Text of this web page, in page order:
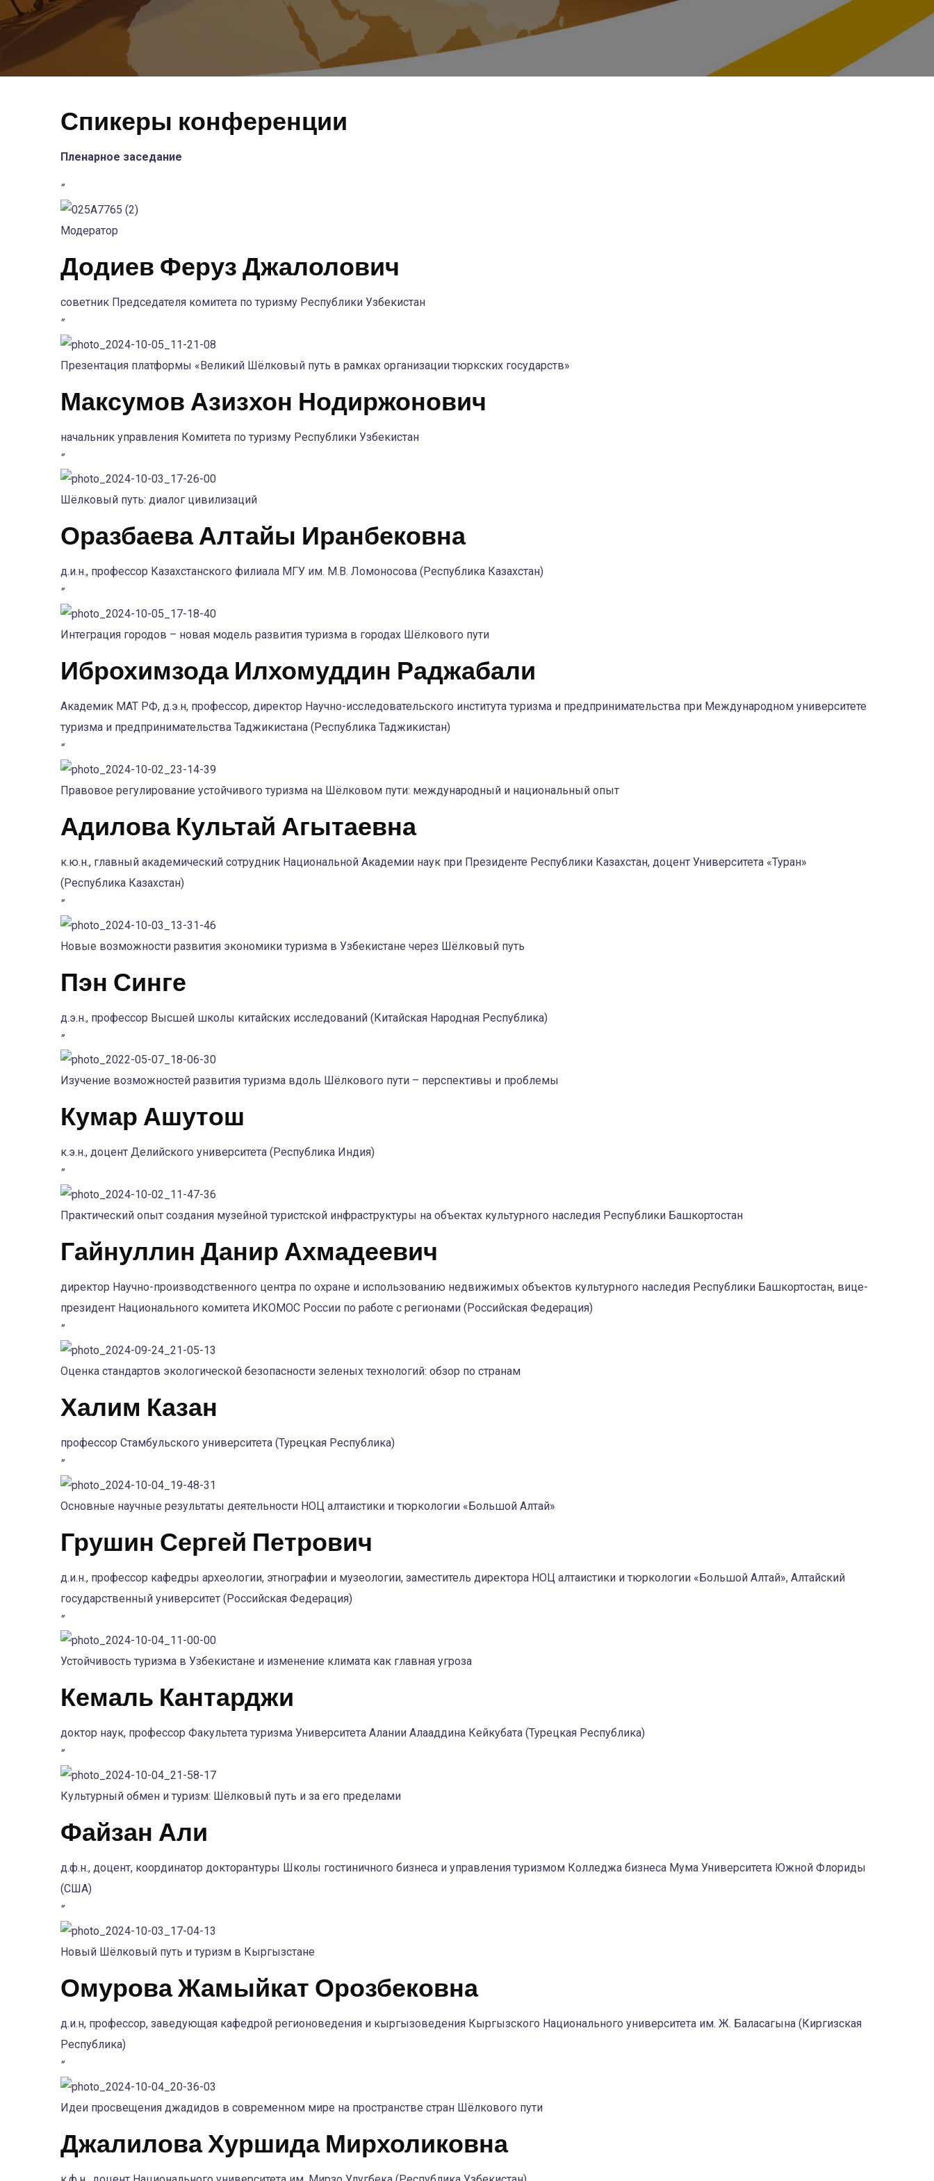
Спикеры конференции
Пленарное заседание
”
Модератор
Додиев Феруз Джалолович
советник Председателя комитета по туризму Республики Узбекистан
”
Презентация платформы «Великий Шёлковый путь в рамках организации тюркских государств»
Максумов Азизхон Нодиржонович
начальник управления Комитета по туризму Республики Узбекистан
”
Шёлковый путь: диалог цивилизаций
Оразбаева Алтайы Иранбековна
д.и.н., профессор Казахстанского филиала МГУ им. М.В. Ломоносова (Республика Казахстан)
”
Интеграция городов – новая модель развития туризма в городах Шёлкового пути
Иброхимзода Илхомуддин Раджабали
Академик МАТ РФ, д.э.н, профессор, директор Научно-исследовательского института туризма и предпринимательства при Международном университете
туризма и предпринимательства Таджикистана (Республика Таджикистан)
”
Правовое регулирование устойчивого туризма на Шёлковом пути: международный и национальный опыт
Адилова Культай Агытаевна
к.ю.н., главный академический сотрудник Национальной Академии наук при Президенте Республики Казахстан, доцент Университета «Туран»
(Республика Казахстан)
”
Новые возможности развития экономики туризма в Узбекистане через Шёлковый путь
Пэн Синге
д.э.н., профессор Высшей школы китайских исследований (Китайская Народная Республика)
”
Изучение возможностей развития туризма вдоль Шёлкового пути – перспективы и проблемы
Кумар Ашутош
к.э.н., доцент Делийского университета (Республика Индия)
”
Практический опыт создания музейной туристской инфраструктуры на объектах культурного наследия Республики Башкортостан
Гайнуллин Данир Ахмадеевич
директор Научно-производственного центра по охране и использованию недвижимых объектов культурного наследия Республики Башкортостан, вице-
президент Национального комитета ИКОМОС России по работе с регионами (Российская Федерация)
”
Оценка стандартов экологической безопасности зеленых технологий: обзор по странам
Халим Казан
профессор Стамбульского университета (Турецкая Республика)
”
Основные научные результаты деятельности НОЦ алтаистики и тюркологии «Большой Алтай»
Грушин Сергей Петрович
д.и.н., профессор кафедры археологии, этнографии и музеологии, заместитель директора НОЦ алтаистики и тюркологии «Большой Алтай», Алтайский
государственный университет (Российская Федерация)
”
Устойчивость туризма в Узбекистане и изменение климата как главная угроза
Кемаль Кантарджи
доктор наук, профессор Факультета туризма Университета Алании Алааддина Кейкубата (Турецкая Республика)
”
Культурный обмен и туризм: Шёлковый путь и за его пределами
Файзан Али
д.ф.н., доцент, координатор докторантуры Школы гостиничного бизнеса и управления туризмом Колледжа бизнеса Мума Университета Южной Флориды
(США)
”
Новый Шёлковый путь и туризм в Кыргызстане
Омурова Жамыйкат Орозбековна
д.и.н, профессор, заведующая кафедрой регионоведения и кыргызоведения Кыргызского Национального университета им. Ж. Баласагына (Киргизская
Республика)
”
Идеи просвещения джадидов в современном мире на пространстве стран Шёлкового пути
Джалилова Хуршида Мирхоликовна